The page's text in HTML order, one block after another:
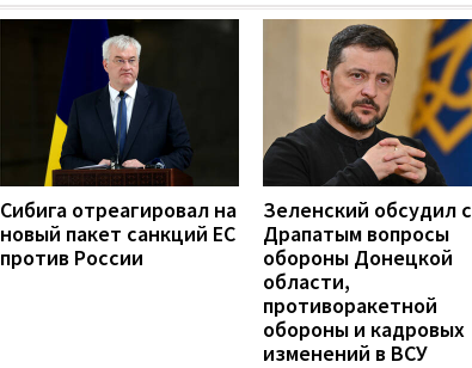
Сибига отреагировал на
новый пакет санкций ЕС
против России
Зеленский обсудил с
Драпатым вопросы
обороны Донецкой
области,
противоракетной
обороны и кадровых
изменений в ВСУ